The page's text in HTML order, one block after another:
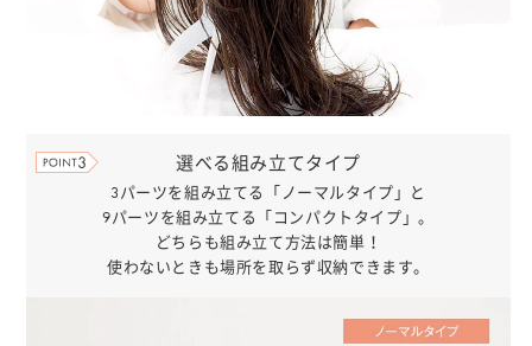
選べる組み立てタイプ
3パーツを組み立てる「ノーマルタイプ」と
9パーツを組み立てる「コンパクトタイプ」。
どちらも組み立て方法は簡単！
使わないときも場所を取らず収納できます。